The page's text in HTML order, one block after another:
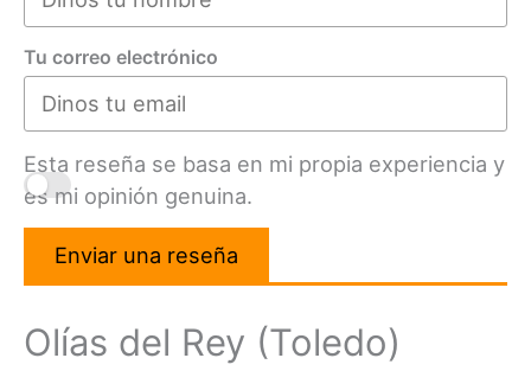
Tu correo electrónico
Esta reseña se basa en mi propia experiencia y
es mi opinión genuina.
Enviar una reseña
Olías del Rey (Toledo)